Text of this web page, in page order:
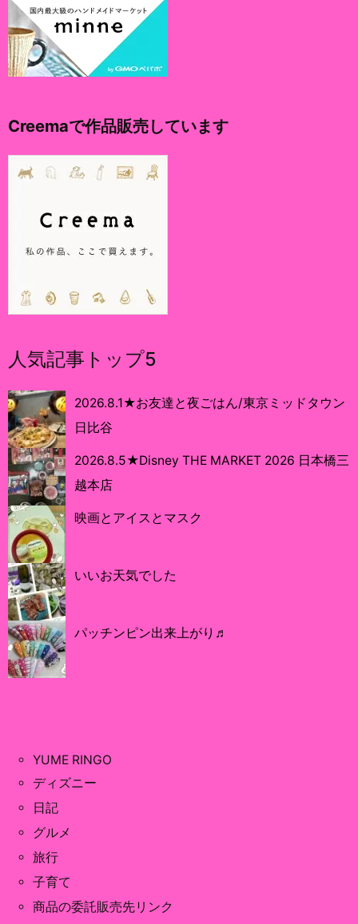
Creemaで作品販売しています
人気記事トップ5
2026.8.1★お友達と夜ごはん/東京ミッドタウン
日比谷
2026.8.5★Disney THE MARKET 2026 日本橋三
越本店
映画とアイスとマスク
いいお天気でした
パッチンピン出来上がり♬
YUME RINGO
ディズニー
日記
グルメ
旅行
子育て
商品の委託販売先リンク